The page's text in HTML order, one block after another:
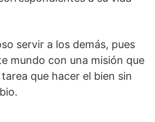
servir a los demás, pues
mundo con una misión que
que hacer el bien sin